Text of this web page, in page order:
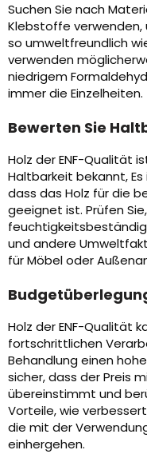
Suchen Sie nach
Klebstoffe verwenden,
so umweltfreundlich
verwenden
niedrigem
immer die Einzelheiten.
Bewerten Sie
Holz der ENF-Qualität
Haltbarkeit bekannt,
dass das Holz für die
geeignet ist. Prüfen
und andere
für Möbel oder
Holz der ENF-Qualität
fortschrittlichen
Behandlung einen
sicher, dass der Preis
übereinstimmt und
Vorteile, wie
die mit der
einhergehen.